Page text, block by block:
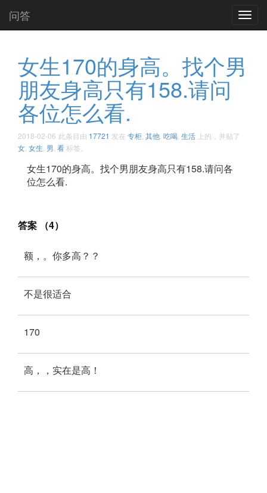
问答
女生170的身高。找个男
朋友身高只有158.请问
各位怎么看. ​​​​
2018-02-06 此条目由 17721 发在 专柜 其他 吃喝 生活 上的，并贴了
女 女生 男 看标签。
女生170的身高。找个男朋友身高只有158.请问各
位怎么看. ​​​​
答案 （4）
额，。你多高？？
不是很适合
170
高，，实在是高！